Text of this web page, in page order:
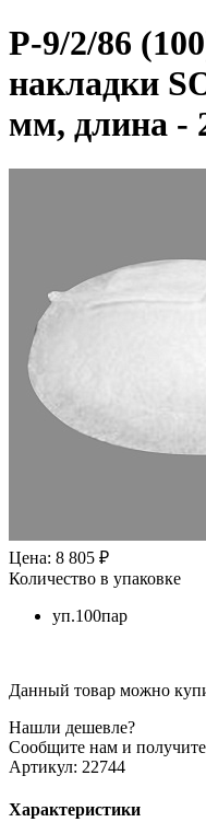
Р-9/2/86
накладки
мм, длина -
Цена: 8 805 ₽
Количество в упаковке
уп.100пар
Данный товар можно
Нашли дешевле?
Сообщите нам и
Артикул: 22744
Характеристики